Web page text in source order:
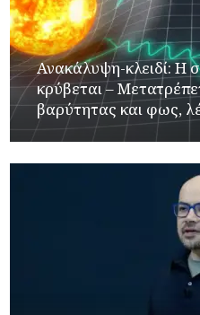
Ανακάλυψη-κλειδί: Η
κρύβεται –
βαρύτητας και φως,